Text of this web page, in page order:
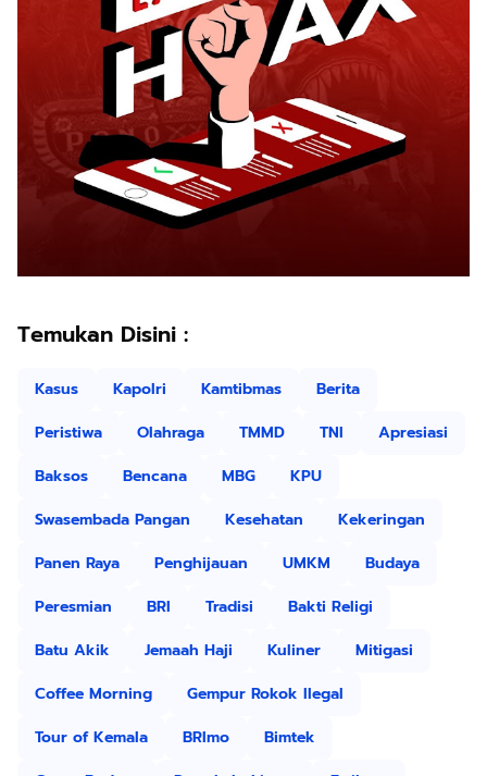
Temukan Disini :
Kasus Kapolri Kamtibmas
Berita
Peristiwa
Olahraga TMMD TNI
Apresiasi
Baksos
Bencana MBG
KPU
Swasembada Pangan
Kesehatan
Kekeringan
Panen Raya
Penghijauan UMKM
Budaya
Peresmian
BRI Tradisi
Bakti Religi
Batu Akik
Jemaah Haji Kuliner
Mitigasi
Coffee Morning
Gempur Rokok Ilegal
Tour of Kemala
BRImo
Bimtek